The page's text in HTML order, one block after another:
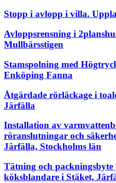
Stopp i avlopp i villa.
Avloppsrensning i
Mullbärsstigen
Stamspolning med
Enköping Fanna
Åtgärdade rörläckage i
Järfälla
Installation av
röranslutningar och
Järfälla, Stockholms län
Tätning och packningsbyte
köksblandare i Stäket,